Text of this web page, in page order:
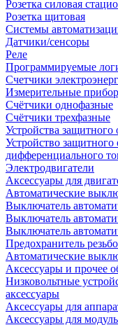
Розетка силовая
Розетка щитовая
Системы
Датчики/сенсоры
Реле
Программируемые
Счетчики
Измерительные
Счётчики однофазные
Счётчики трехфазные
Устройства
Устройство
дифференциального
Электродвигатели
Аксессуары для
Автоматические
Выключатель
Выключатель
Выключатель
Предохранитель
Автоматические
Аксессуары и прочее
Низковольтные
аксессуары
Аксессуары для
Аксессуары для